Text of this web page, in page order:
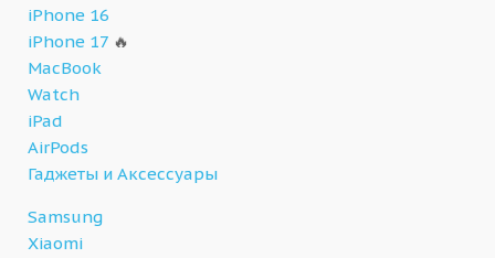
iPhone 16
iPhone 17 🔥
MacBook
Watch
iPad
AirPods
Гаджеты и Аксессуары
Samsung
Xiaomi